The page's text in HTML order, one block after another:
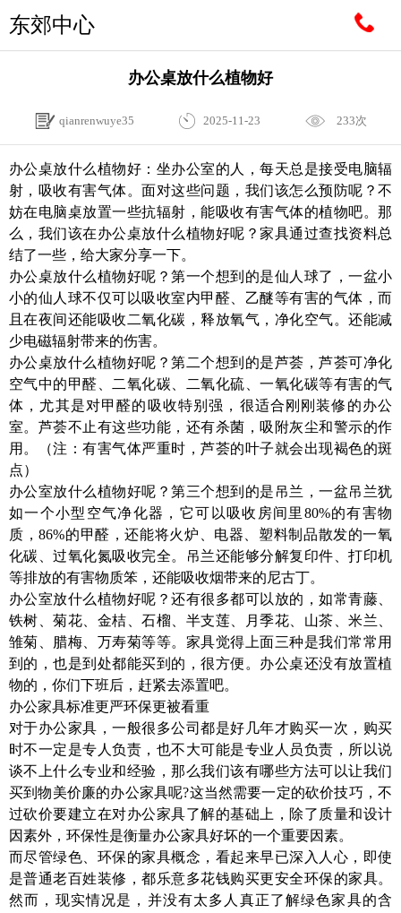
东郊中心
办公桌放什么植物好
qianrenwuye35 2025-11-23 233次
办公桌放什么植物好：坐办公室的人，每天总是接受电脑辐
射，吸收有害气体。面对这些问题，我们该怎么预防呢？不
妨在电脑桌放置一些抗辐射，能吸收有害气体的植物吧。那
么，我们该在办公桌放什么植物好呢？家具通过查找资料总
结了一些，给大家分享一下。
办公桌放什么植物好呢？第一个想到的是仙人球了，一盆小
小的仙人球不仅可以吸收室内甲醛、乙醚等有害的气体，而
且在夜间还能吸收二氧化碳，释放氧气，净化空气。还能减
少电磁辐射带来的伤害。
办公桌放什么植物好呢？第二个想到的是芦荟，芦荟可净化
空气中的甲醛、二氧化碳、二氧化硫、一氧化碳等有害的气
体，尤其是对甲醛的吸收特别强，很适合刚刚装修的办公
室。芦荟不止有这些功能，还有杀菌，吸附灰尘和警示的作
用。（注：有害气体严重时，芦荟的叶子就会出现褐色的斑
点）
办公室放什么植物好呢？第三个想到的是吊兰，一盆吊兰犹
如一个小型空气净化器，它可以吸收房间里80%的有害物
质，86%的甲醛，还能将火炉、电器、塑料制品散发的一氧
化碳、过氧化氮吸收完全。吊兰还能够分解复印件、打印机
等排放的有害物质笨，还能吸收烟带来的尼古丁。
办公室放什么植物好呢？还有很多都可以放的，如常青藤、
铁树、菊花、金桔、石榴、半支莲、月季花、山茶、米兰、
雏菊、腊梅、万寿菊等等。家具觉得上面三种是我们常常用
到的，也是到处都能买到的，很方便。办公桌还没有放置植
物的，你们下班后，赶紧去添置吧。
办公家具标准更严环保更被看重
对于办公家具，一般很多公司都是好几年才购买一次，购买
时不一定是专人负责，也不大可能是专业人员负责，所以说
谈不上什么专业和经验，那么我们该有哪些方法可以让我们
买到物美价廉的办公家具呢?这当然需要一定的砍价技巧，不
过砍价要建立在对办公家具了解的基础上，除了质量和设计
因素外，环保性是衡量办公家具好坏的一个重要因素。
而尽管绿色、环保的家具概念，看起来早已深入人心，即使
是普通老百姓装修，都乐意多花钱购买更安全环保的家具。
然而，现实情况是，并没有太多人真正了解绿色家具的含